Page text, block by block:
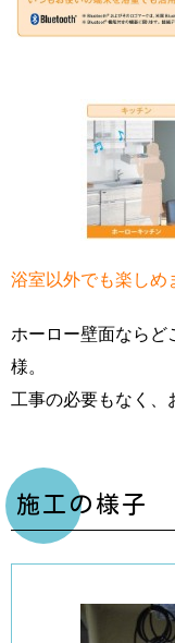
浴室以外でも楽しめ
ホーロー壁面ならど
様。
工事の必要もなく、
施工の様子